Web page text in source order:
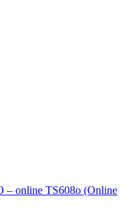
– online TS608o (Online